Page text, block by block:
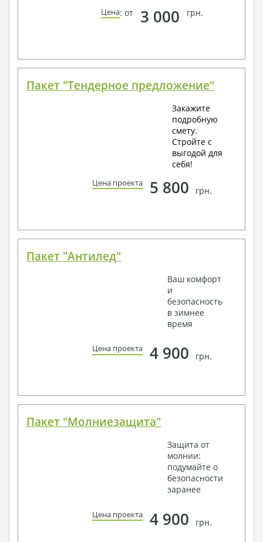
Цена: от 3 000 грн.
Пакет "Тендерное предложение"
Закажите
подробную
смету.
Стройте с
выгодой для
себя!
Цена проекта 5 800 грн.
Пакет "Антилед"
Ваш комфорт
и
безопасность
в зимнее
время
Цена проекта 4 900 грн.
Пакет "Молниезащита"
Защита от
молнии:
подумайте о
безопасности
заранее
Цена проекта 4 900 грн.